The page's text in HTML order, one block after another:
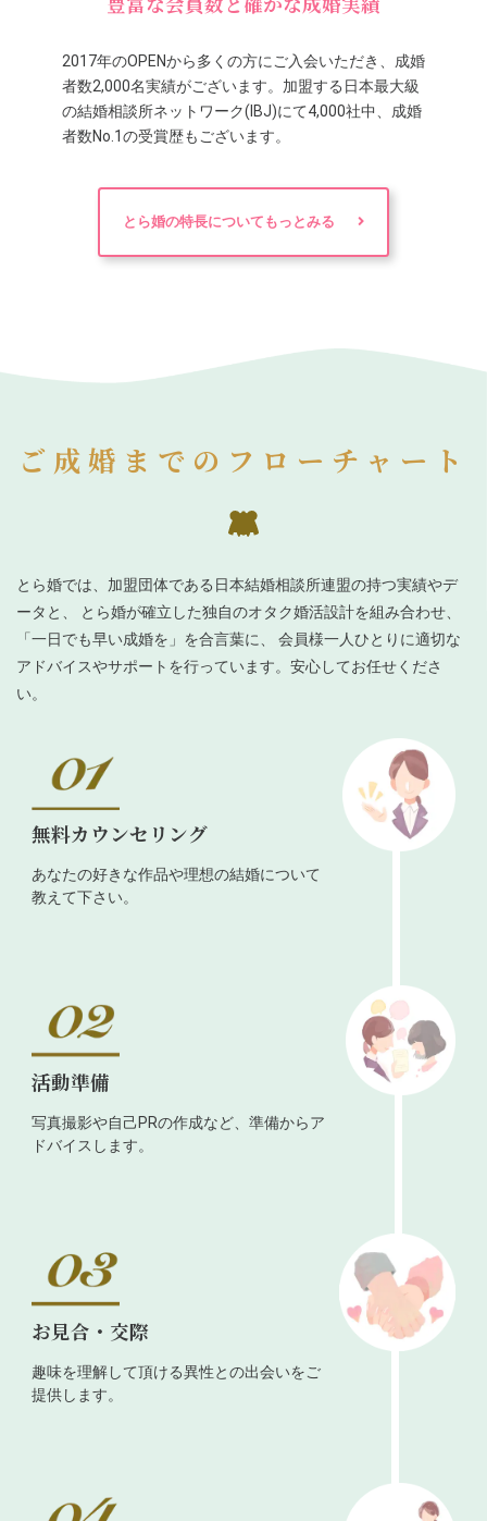
2017年のOPENから多くの方にご入会いただき、成婚
者数2,000名実績がございます。加盟する日本最大級
の結婚相談所ネットワーク(IBJ)にて4,000社中、成婚
者数No.1の受賞歴もございます。
とら婚の特長についてもっとみる
ご成婚までのフローチャート
とら婚では、加盟団体である日本結婚相談所連盟の持つ実績やデ
ータと、 とら婚が確立した独自のオタク婚活設計を組み合わせ、
「一日でも早い成婚を」を合言葉に、 会員様一人ひとりに適切な
アドバイスやサポートを行っています。安心してお任せくださ
い。
無料カウンセリング
あなたの好きな作品や理想の結婚について
教えて下さい。
活動準備
写真撮影や自己PRの作成など、準備からア
ドバイスします。
お見合・交際
趣味を理解して頂ける異性との出会いをご
提供します。